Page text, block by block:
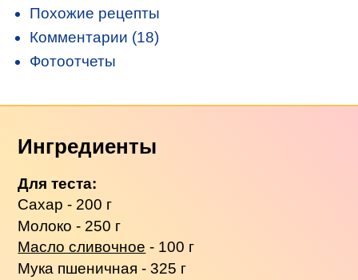
Похожие рецепты
Комментарии (18)
Фотоотчеты
Ингредиенты
Для теста:
Сахар - 200 г
Молоко - 250 г
Масло сливочное - 100 г
Мука пшеничная - 325 г